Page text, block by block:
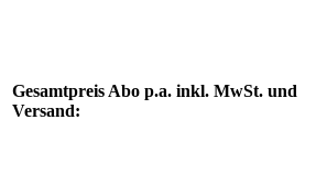
Gesamtpreis Abo p.a. inkl. MwSt. und
Versand: